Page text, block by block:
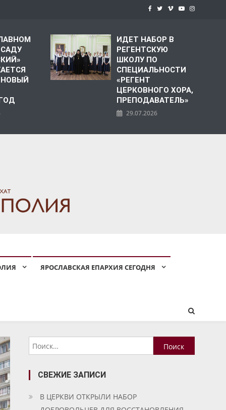
НОВЫЙ
ИДЕТ НАБОР В
РЕГЕНТСКУЮ
ШКОЛУ ПО
СПЕЦИАЛЬНОСТИ
«РЕГЕНТ
ЦЕРКОВНОГО ХОРА,
ПРЕПОДАВАТЕЛЬ»
29.07.2026
ЯРОСЛАВСКАЯ ЕПАРХИЯ СЕГОДНЯ
Найти:
СВЕЖИЕ ЗАПИСИ
В ЦЕРКВИ ОТКРЫЛИ НАБОР